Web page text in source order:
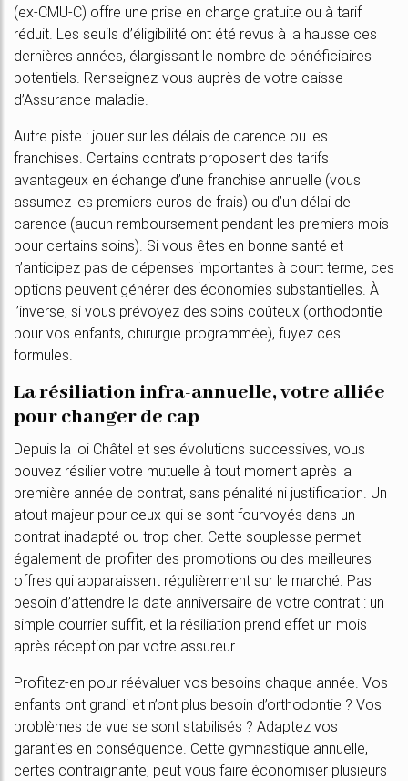
(ex-CMU-C) offre une prise en charge gratuite ou à tarif
réduit. Les seuils d’éligibilité ont été revus à la hausse ces
dernières années, élargissant le nombre de bénéficiaires
potentiels. Renseignez-vous auprès de votre caisse
d’Assurance maladie.
Autre piste : jouer sur les délais de carence ou les
franchises. Certains contrats proposent des tarifs
avantageux en échange d’une franchise annuelle (vous
assumez les premiers euros de frais) ou d’un délai de
carence (aucun remboursement pendant les premiers mois
pour certains soins). Si vous êtes en bonne santé et
n’anticipez pas de dépenses importantes à court terme, ces
options peuvent générer des économies substantielles. À
l’inverse, si vous prévoyez des soins coûteux (orthodontie
pour vos enfants, chirurgie programmée), fuyez ces
formules.
La résiliation infra-annuelle, votre alliée
pour changer de cap
Depuis la loi Châtel et ses évolutions successives, vous
pouvez résilier votre mutuelle à tout moment après la
première année de contrat, sans pénalité ni justification. Un
atout majeur pour ceux qui se sont fourvoyés dans un
contrat inadapté ou trop cher. Cette souplesse permet
également de profiter des promotions ou des meilleures
offres qui apparaissent régulièrement sur le marché. Pas
besoin d’attendre la date anniversaire de votre contrat : un
simple courrier suffit, et la résiliation prend effet un mois
après réception par votre assureur.
Profitez-en pour réévaluer vos besoins chaque année. Vos
enfants ont grandi et n’ont plus besoin d’orthodontie ? Vos
problèmes de vue se sont stabilisés ? Adaptez vos
garanties en conséquence. Cette gymnastique annuelle,
certes contraignante, peut vous faire économiser plusieurs